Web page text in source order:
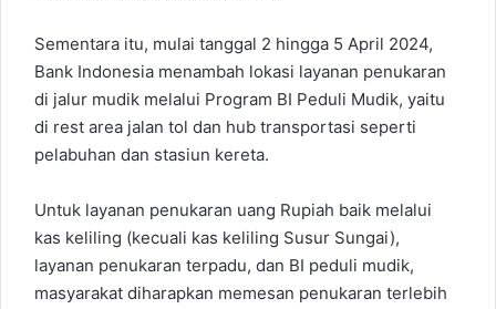
Sementara itu, mulai tanggal 2 hingga 5 April 2024,
Bank Indonesia menambah lokasi layanan penukaran
di jalur mudik melalui Program BI Peduli Mudik, yaitu
di rest area jalan tol dan hub transportasi seperti
pelabuhan dan stasiun kereta.
Untuk layanan penukaran uang Rupiah baik melalui
kas keliling (kecuali kas keliling Susur Sungai),
layanan penukaran terpadu, dan BI peduli mudik,
masyarakat diharapkan memesan penukaran terlebih